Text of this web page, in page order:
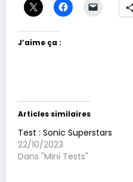
J’aime ça :
Articles similaires
Test : Sonic Superstars
22/10/2023
Dans "Mini Tests"